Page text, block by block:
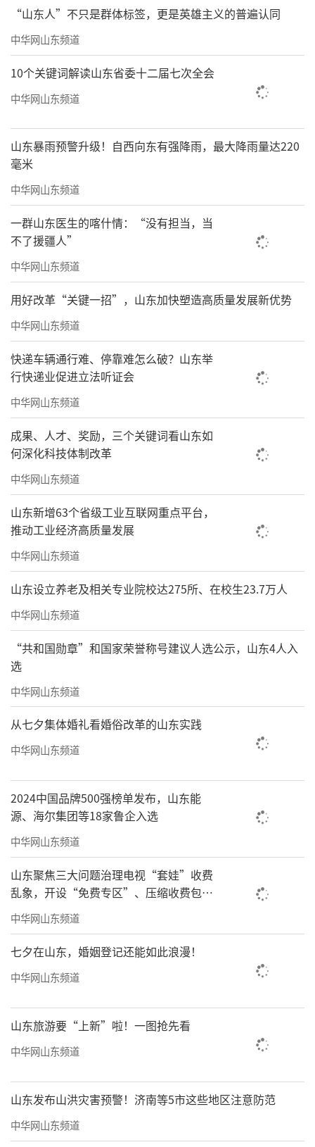
“山东人”不只是群体标签，更是英雄主义的普遍认同
中华网山东频道
10个关键词解读山东省委十二届七次全会
中华网山东频道
山东暴雨预警升级！自西向东有强降雨，最大降雨量达220
毫米
中华网山东频道
一群山东医生的喀什情：“没有担当，当
不了援疆人”
中华网山东频道
用好改革“关键一招”，山东加快塑造高质量发展新优势
中华网山东频道
快递车辆通行难、停靠难怎么破？山东举
行快递业促进立法听证会
中华网山东频道
成果、人才、奖励，三个关键词看山东如
何深化科技体制改革
中华网山东频道
山东新增63个省级工业互联网重点平台，
推动工业经济高质量发展
中华网山东频道
山东设立养老及相关专业院校达275所、在校生23.7万人
中华网山东频道
“共和国勋章”和国家荣誉称号建议人选公示，山东4人入
选
中华网山东频道
从七夕集体婚礼看婚俗改革的山东实践
中华网山东频道
2024中国品牌500强榜单发布，山东能
源、海尔集团等18家鲁企入选
中华网山东频道
山东聚焦三大问题治理电视“套娃”收费
乱象，开设“免费专区”、压缩收费包比
例70%以上
中华网山东频道
七夕在山东，婚姻登记还能如此浪漫！
中华网山东频道
山东旅游要“上新”啦！一图抢先看
中华网山东频道
山东发布山洪灾害预警！济南等5市这些地区注意防范
中华网山东频道